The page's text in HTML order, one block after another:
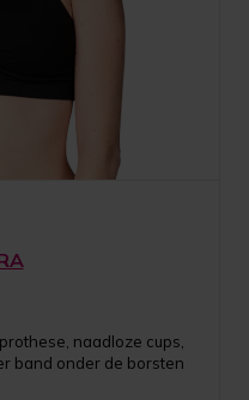
naadloze cups,
band onder de borsten